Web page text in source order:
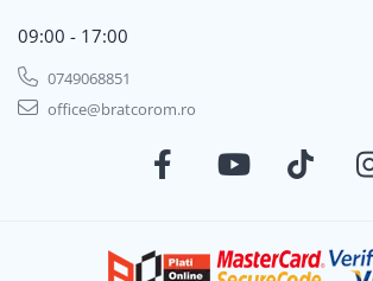
09:00 - 17:00
0749068851
office@bratcorom.ro